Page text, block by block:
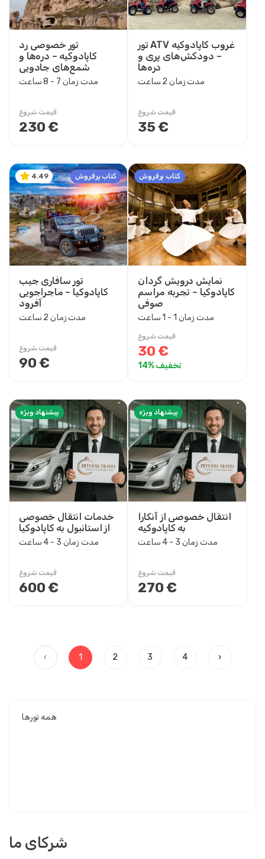
تور خصوصی رد
کاپادوکیه – دره‌ها و
شمع‌های جادویی
مدت زمان 7 - 8 ساعت
قیمت شروع
230 €
تور ATV غروب کاپادوکیه
– دودکش‌های پری و
دره‌ها
مدت زمان 2 ساعت
قیمت شروع
35 €
4.49 کتاب پرفروش
تور سافاری جیب
کاپادوکیا – ماجراجویی
آفرود
مدت زمان 2 ساعت
قیمت شروع
90 €
کتاب پرفروش
نمایش درویش گردان
کاپادوکیا – تجربه مراسم
صوفی
مدت زمان 1 - 1 ساعت
قیمت شروع
30 €
تخفیف %14
پیشنهاد ویژه
خدمات انتقال خصوصی
از استانبول به کاپادوکیا
مدت زمان 3 - 4 ساعت
قیمت شروع
600 €
پیشنهاد ویژه
انتقال خصوصی از آنکارا
به کاپادوکیه
مدت زمان 3 - 4 ساعت
قیمت شروع
270 €
‹ 1 2 3 4 ›
همه تورها
شرکای ما